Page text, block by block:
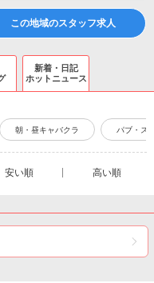
この地域のスタッフ求人
新着・日記
ホットニュース
朝・昼キャバクラ パブ・ス
安い順 高い順